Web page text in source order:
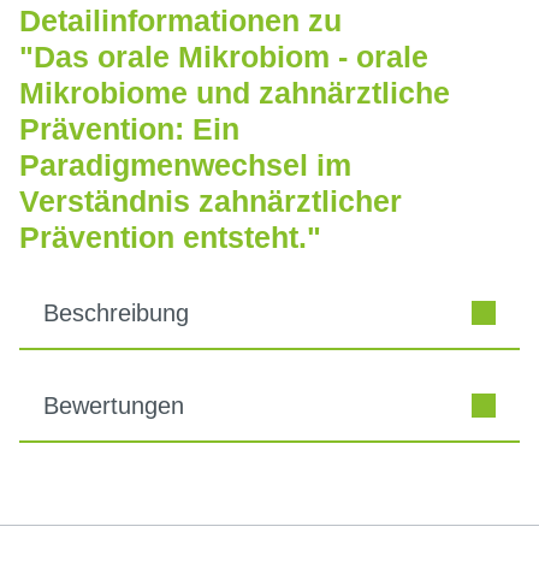
Detailinformationen zu
"Das orale Mikrobiom - orale
Mikrobiome und zahnärztliche
Prävention: Ein
Paradigmenwechsel im
Verständnis zahnärztlicher
Prävention entsteht."
Beschreibung
Bewertungen